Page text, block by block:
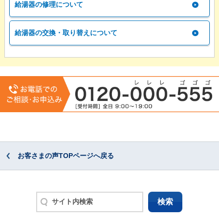
給湯器の修理について
給湯器の交換・取り替えについて
お客さまの声TOPページへ戻る